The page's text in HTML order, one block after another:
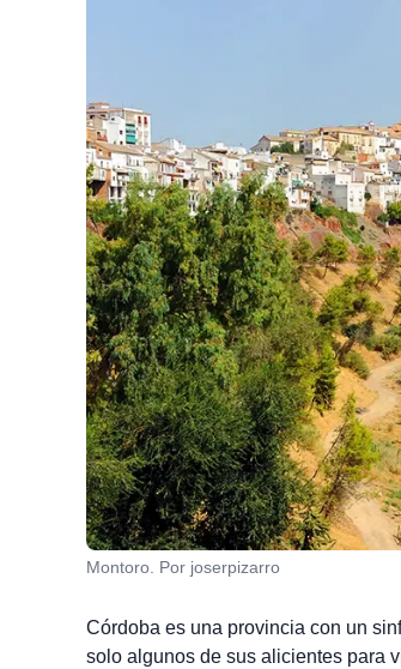
Montoro. Por joserpizarro
Córdoba es una provincia con un
solo algunos de sus alicientes para